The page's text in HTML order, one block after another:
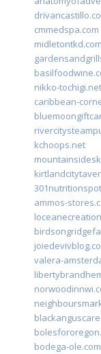
cmmedspa.com
midletontkd.com
nikko-tochigi.net
caribbean-
kchoops.net
ammos-
valera-
bodega-ole.com